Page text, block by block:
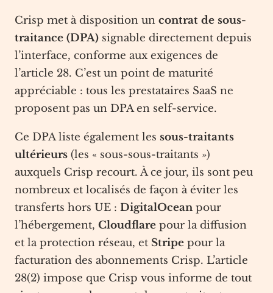
Crisp met à disposition un contrat de sous-
traitance (DPA) signable directement depuis
l’interface, conforme aux exigences de
l’article 28. C’est un point de maturité
appréciable : tous les prestataires SaaS ne
proposent pas un DPA en self-service.
Ce DPA liste également les sous-traitants
ultérieurs (les « sous-sous-traitants »)
auxquels Crisp recourt. À ce jour, ils sont peu
nombreux et localisés de façon à éviter les
transferts hors UE : DigitalOcean pour
l’hébergement, Cloudflare pour la diffusion
et la protection réseau, et Stripe pour la
facturation des abonnements Crisp. L’article
28(2) impose que Crisp vous informe de tout